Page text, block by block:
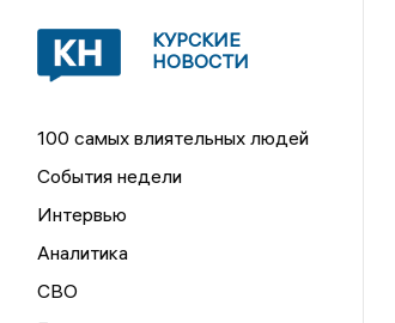
КУРСКИЕ
НОВОСТИ
100 самых влиятельных людей
События недели
Интервью
Аналитика
СВО